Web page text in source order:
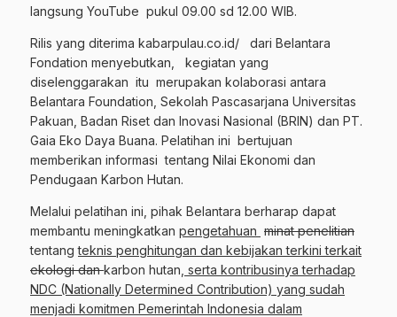
langsung YouTube pukul 09.00 sd 12.00 WIB.
Rilis yang diterima kabarpulau.co.id/ dari Belantara
Fondation menyebutkan, kegiatan yang
diselenggarakan itu merupakan kolaborasi antara
Belantara Foundation, Sekolah Pascasarjana Universitas
Pakuan, Badan Riset dan Inovasi Nasional (BRIN) dan PT.
Gaia Eko Daya Buana. Pelatihan ini bertujuan
memberikan informasi tentang Nilai Ekonomi dan
Pendugaan Karbon Hutan.
Melalui pelatihan ini, pihak Belantara berharap dapat
membantu meningkatkan pengetahuan minat penelitian
tentangteknis penghitungan dan kebijakan terkini terkait
ekologi dankarbon hutan , serta kontribusinya terhadap
NDC (Nationally Determined Contribution) yang sudah
menjadi komitmen Pemerintah Indonesia dalam